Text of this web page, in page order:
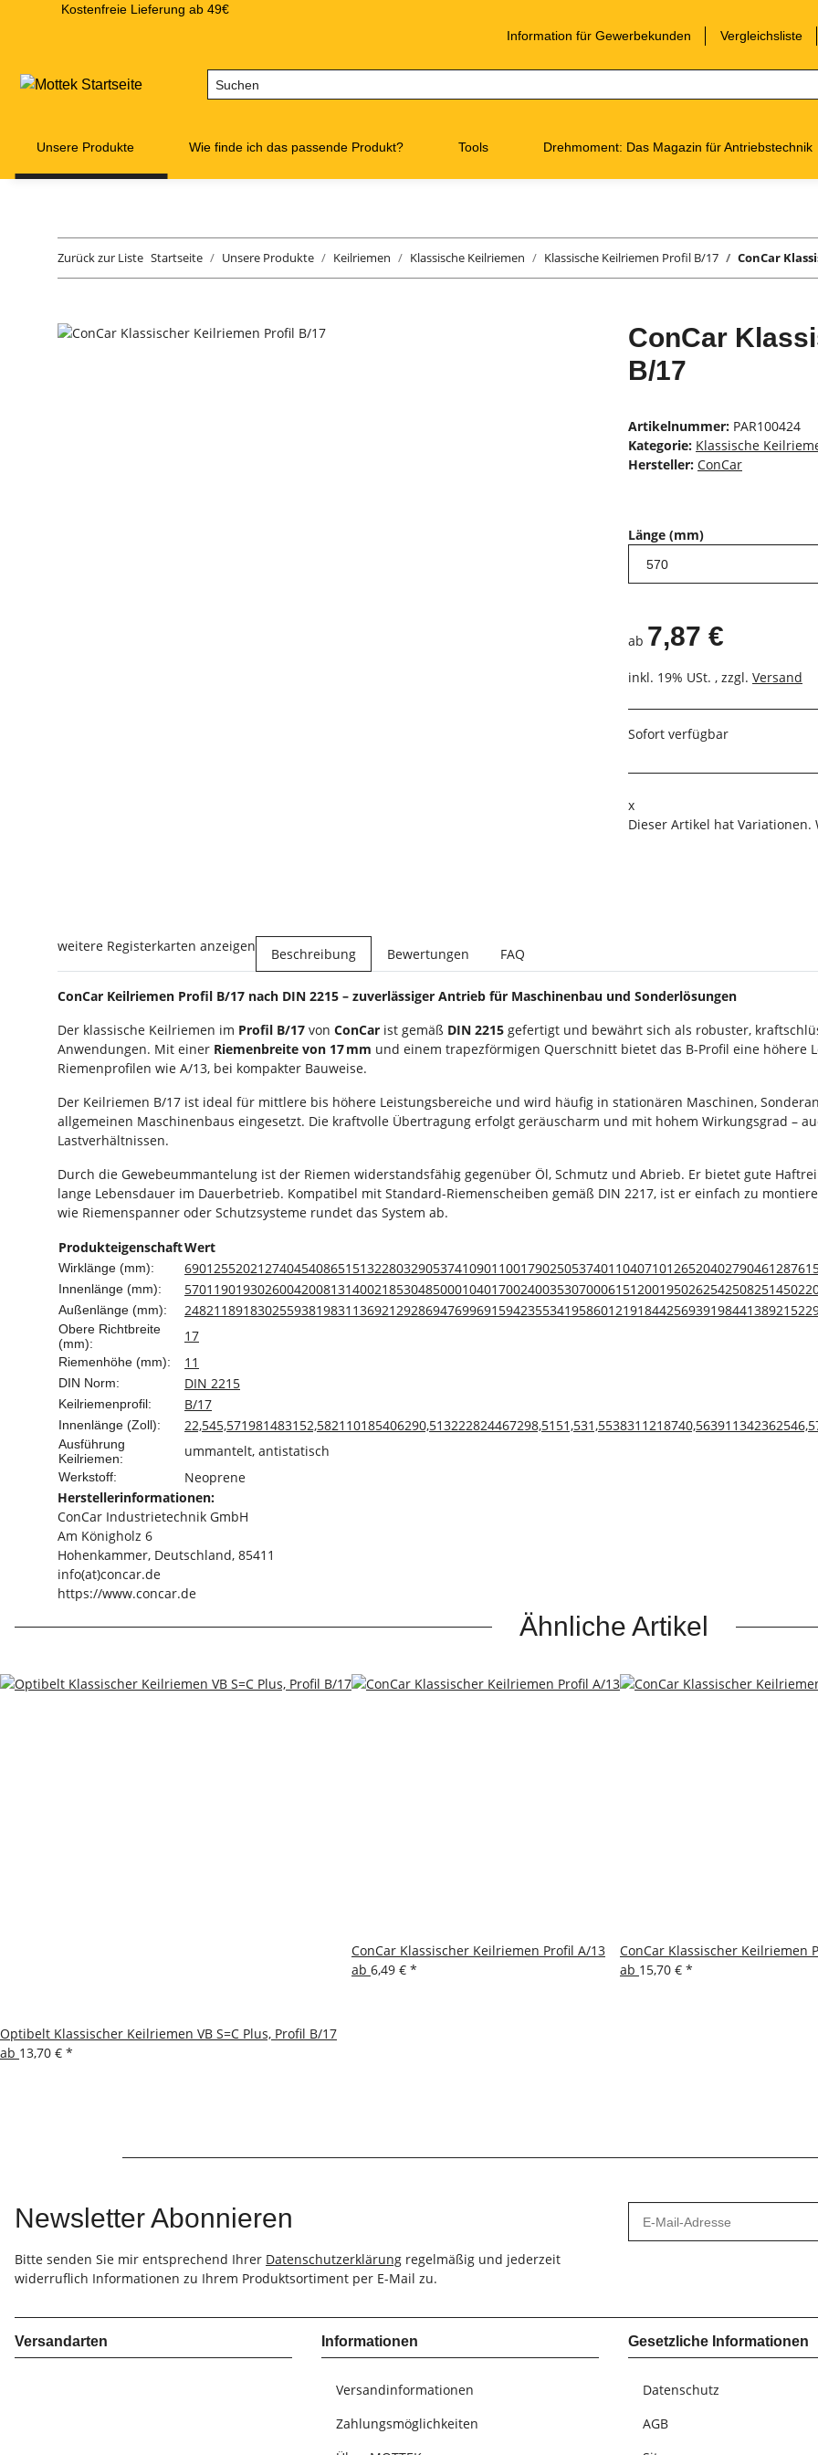
Kostenfreie Lieferung ab 49€
Information für Gewerbekunden
Vergleichsliste
Unsere Produkte Wie finde ich das passende Produkt? Tools Drehmoment: Das Magazin für Antriebstechnik
Zurück zur Liste Startseite Unsere Produkte Keilriemen Klassische Keilriemen Klassische Keilriemen Profil B/17 ConCar
ConCar
B/17
Artikelnummer: PAR100424
Kategorie: Klassische
Hersteller: ConCar
Länge (mm)
ab 7,87 €
inkl. 19% USt. , zzgl. Versand
Sofort verfügbar
x
Dieser Artikel hat
weitere Registerkarten anzeigen Beschreibung Bewertungen FAQ
ConCar Keilriemen Profil B/17 nach DIN 2215 – zuverlässiger Antrieb für Maschinenbau und Sonderlösungen
Der klassische Keilriemen im Profil B/17 von ConCar ist gemäß DIN 2215 gefertigt und bewährt sich als robuster,
Anwendungen. Mit einer Riemenbreite von 17mm und einem trapezförmigen Querschnitt bietet das B-Profil eine höhere
Riemenprofilen wie A/13, bei kompakter Bauweise.
Der Keilriemen B/17 ist ideal für mittlere bis höhere Leistungsbereiche und wird häufig in stationären Maschinen,
allgemeinen Maschinenbaus eingesetzt. Die kraftvolle Übertragung erfolgt geräuscharm und mit hohem Wirkungsgrad –
Lastverhältnissen.
Durch die Gewebeummantelung ist der Riemen widerstandsfähig gegenüber Öl, Schmutz und Abrieb. Er bietet gute
lange Lebensdauer im Dauerbetrieb. Kompatibel mit Standard-Riemenscheiben gemäß DIN 2217, ist er einfach zu
wie Riemenspanner oder Schutzsysteme rundet das System ab.
ProdukteigenschaftWert
Wirklänge (mm): 6901255202127404540865151322803290537410901100179025053740110407101265204027904612876
Innenlänge (mm): 570119019302600420081314002185304850001040170024003530700061512001950262542508251450
Außenlänge (mm): 24821189183025593819831 13692129286947699691594235534195860121918442569391984413892152
Obere Richtbreite
(mm):
17
Riemenhöhe (mm): 11
DIN Norm: DIN 2215
Keilriemenprofil: B/17
Innenlänge (Zoll): 22,545,5719814831 52,582110185406290,513222824467298,5151,531,5538311218740,56391 1342362546,5
Ausführung
Keilriemen:
ummantelt, antistatisch
Werkstoff:
Neoprene
Herstellerinformationen:
ConCar Industrietechnik GmbH
Am Königholz 6
Hohenkammer, Deutschland, 85411
info(at)concar.de
https://www.concar.de
Ähnliche Artikel
Optibelt Klassischer Keilriemen VB S=C Plus, Profil B/17
ab 13,70 € *
ConCar Klassischer Keilriemen Profil A/13
ab 6,49 € *
ConCar Klassischer Keilriemen
ab 15,70 € *
Newsletter Abonnieren
Bitte senden Sie mir entsprechend Ihrer Datenschutzerklärung regelmäßig und jederzeit
widerruflich Informationen zu Ihrem Produktsortiment per E-Mail zu.
Versandarten Informationen
Versandinformationen
Zahlungsmöglichkeiten
Gesetzliche Informationen
Datenschutz
AGB